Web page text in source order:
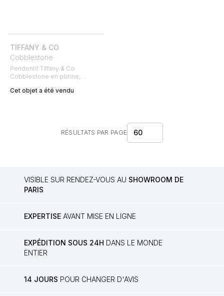
TIFFANY & CO
Cobblestone
Pendentif Tiffany & Co
Cobblestone en platine,
Cet objet a été vendu
RÉSULTATS PAR PAGE 60
VISIBLE SUR RENDEZ-VOUS AU SHOWROOM DE
PARIS
EXPERTISE AVANT MISE EN LIGNE
EXPÉDITION SOUS 24H DANS LE MONDE
ENTIER
14 JOURS POUR CHANGER D'AVIS